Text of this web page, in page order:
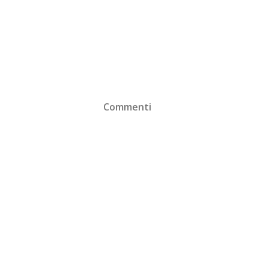
Commenti